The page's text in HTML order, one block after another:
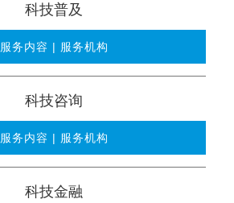
科技普及
服务内容 | 服务机构
科技咨询
服务内容 | 服务机构
科技金融